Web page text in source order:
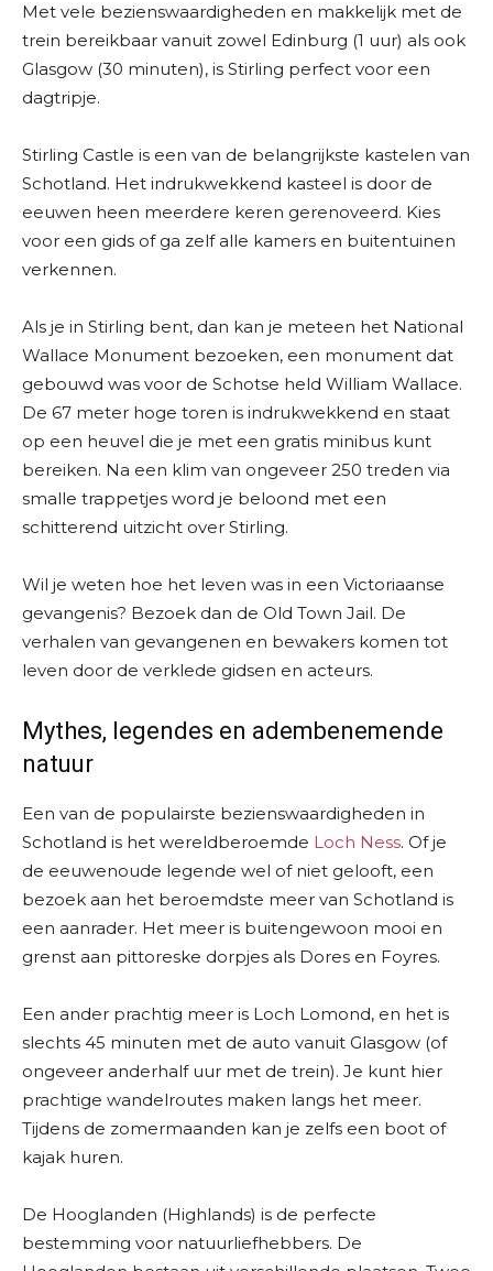
Met vele bezienswaardigheden en makkelijk met de
trein bereikbaar vanuit zowel Edinburg (1 uur) als ook
Glasgow (30 minuten), is Stirling perfect voor een
dagtripje.
Stirling Castle is een van de belangrijkste kastelen van
Schotland. Het indrukwekkend kasteel is door de
eeuwen heen meerdere keren gerenoveerd. Kies
voor een gids of ga zelf alle kamers en buitentuinen
verkennen.
Als je in Stirling bent, dan kan je meteen het National
Wallace Monument bezoeken, een monument dat
gebouwd was voor de Schotse held William Wallace.
De 67 meter hoge toren is indrukwekkend en staat
op een heuvel die je met een gratis minibus kunt
bereiken. Na een klim van ongeveer 250 treden via
smalle trappetjes word je beloond met een
schitterend uitzicht over Stirling.
Wil je weten hoe het leven was in een Victoriaanse
gevangenis? Bezoek dan de Old Town Jail. De
verhalen van gevangenen en bewakers komen tot
leven door de verklede gidsen en acteurs.
Mythes, legendes en adembenemende
natuur
Een van de populairste bezienswaardigheden in
Schotland is het wereldberoemde Loch Ness. Of je
de eeuwenoude legende wel of niet gelooft, een
bezoek aan het beroemdste meer van Schotland is
een aanrader. Het meer is buitengewoon mooi en
grenst aan pittoreske dorpjes als Dores en Foyres.
Een ander prachtig meer is Loch Lomond, en het is
slechts 45 minuten met de auto vanuit Glasgow (of
ongeveer anderhalf uur met de trein). Je kunt hier
prachtige wandelroutes maken langs het meer.
Tijdens de zomermaanden kan je zelfs een boot of
kajak huren.
De Hooglanden (Highlands) is de perfecte
bestemming voor natuurliefhebbers. De